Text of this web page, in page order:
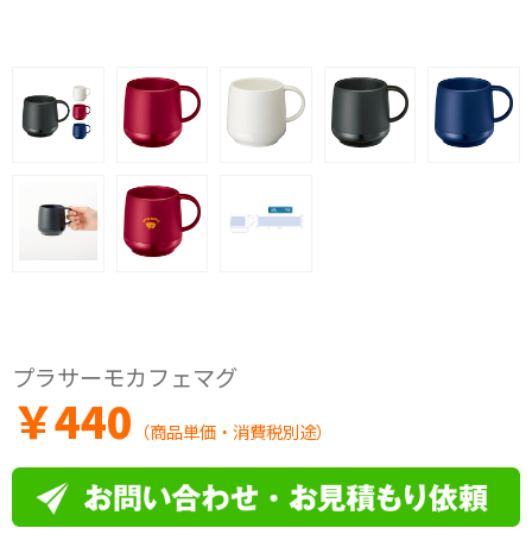
プラサーモカフェマグ
￥440 （商品単価・消費税別途）